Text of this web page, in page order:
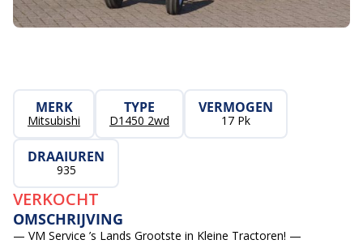
MERK
Mitsubishi
TYPE
D1450 2wd
VERMOGEN
17 Pk
DRAAIUREN
935
VERKOCHT
OMSCHRIJVING
— VM Service ’s Lands Grootste in Kleine Tractoren! —